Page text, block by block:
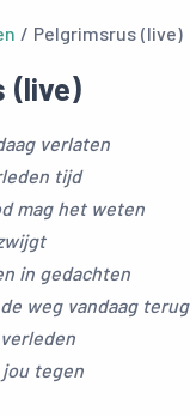
/ Pelgrimsrus (live)
(live)
verlaten
tijd
mag het weten
in gedachten
weg vandaag terug
jou tegen